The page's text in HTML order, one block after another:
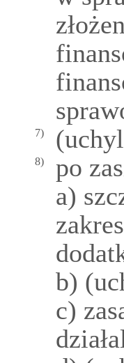
7)
8)
po
a)
b)
c)